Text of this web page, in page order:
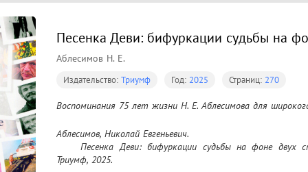
Песенка Деви: бифуркации судьбы на
Аблесимов Н. Е.
Издательство: Триумф Год: 2025 Страниц: 270
Воспоминания 75 лет жизни Н. Е. Аблесимова для
Аблесимов, Николай Евгеньевич.
	Песенка Деви: бифуркации судьбы на фоне двух столетий / Н. Е. Аблесимов. – Москва :
Триумф, 2025.